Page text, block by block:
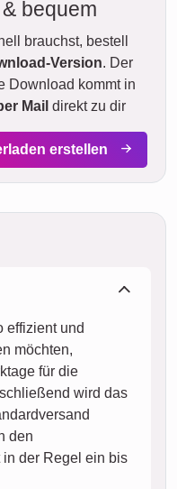
bequem
brauchst, bestell
Version. Der
Download kommt in
Mail direkt zu dir
erstellen
effizient und
möchten,
für die
wird das
den
der Regel ein bis